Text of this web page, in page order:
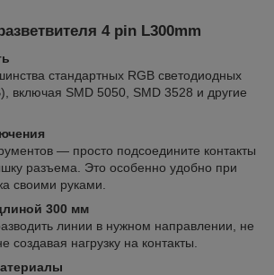
4 pin L300mm
стандартных RGB светодиодных
включая SMD 5050, SMD 3528 и другие
— просто подсоедините контакты
разъема. Это особенно удобно при
своими руками.
300 мм
линии в нужном направлении, не
создавая нагрузку на контакты.